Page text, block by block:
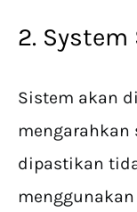
2.
Sistem akan
mengarahkan
dipastikan